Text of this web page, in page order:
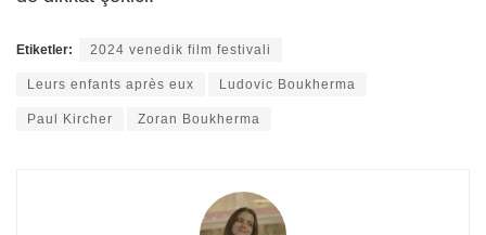
Etiketler: 2024 venedik film festivali
Leurs enfants après eux Ludovic Boukherma
Paul Kircher Zoran Boukherma